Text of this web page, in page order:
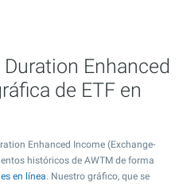
Enhanced
de ETF en
Enhanced Income (Exchange-
históricos de AWTM de forma
en línea. Nuestro gráfico, que se